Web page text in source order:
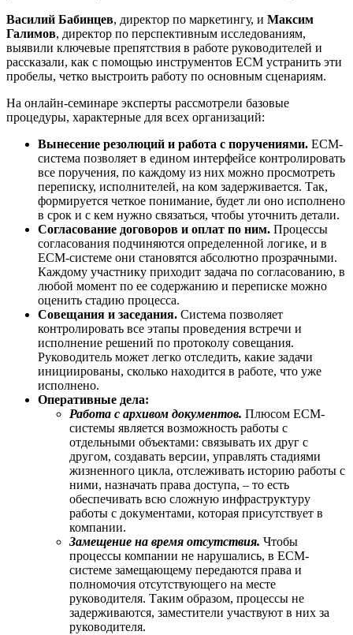
Василий Бабинцев, директор по маркетингу, и Максим
Галимов, директор по перспективным исследованиям,
выявили ключевые препятствия в работе руководителей и
рассказали, как с помощью инструментов ECM устранить эти
пробелы, четко выстроить работу по основным сценариям.
На онлайн-семинаре эксперты рассмотрели базовые
процедуры, характерные для всех организаций:
Вынесение резолюций и работа с поручениями. ECM-
система позволяет в едином интерфейсе контролировать
все поручения, по каждому из них можно просмотреть
переписку, исполнителей, на ком задерживается. Так,
формируется четкое понимание, будет ли оно исполнено
в срок и с кем нужно связаться, чтобы уточнить детали.
Согласование договоров и оплат по ним. Процессы
согласования подчиняются определенной логике, и в
ECM-системе они становятся абсолютно прозрачными.
Каждому участнику приходит задача по согласованию, в
любой момент по ее содержанию и переписке можно
оценить стадию процесса.
Совещания и заседания. Система позволяет
контролировать все этапы проведения встречи и
исполнение решений по протоколу совещания.
Руководитель может легко отследить, какие задачи
инициированы, сколько находится в работе, что уже
исполнено.
Оперативные дела:
Работа с архивом документов. Плюсом ECM-
системы является возможность работы с
отдельными объектами: связывать их друг с
другом, создавать версии, управлять стадиями
жизненного цикла, отслеживать историю работы с
ними, назначать права доступа, – то есть
обеспечивать всю сложную инфраструктуру
работы с документами, которая присутствует в
компании.
Замещение на время отсутствия. Чтобы
процессы компании не нарушались, в ECM-
системе замещающему передаются права и
полномочия отсутствующего на месте
руководителя. Таким образом, процессы не
задерживаются, заместители участвуют в них за
руководителя.